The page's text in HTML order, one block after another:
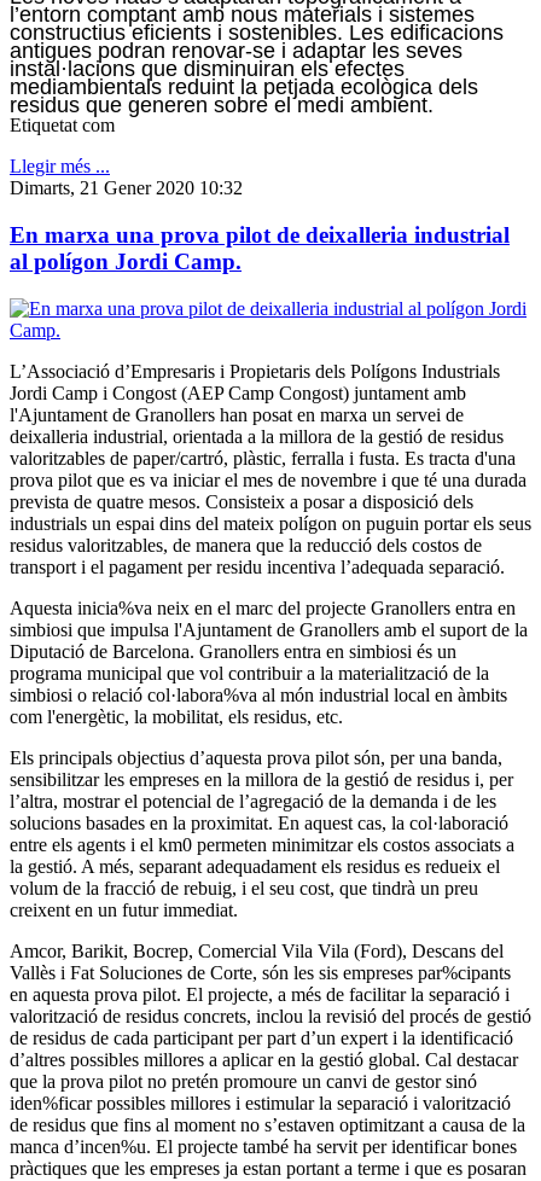
l’entorn comptant amb nous materials i sistemes
constructius eficients i sostenibles. Les edificacions
antigues podran renovar-se i adaptar les seves
instal·lacions que disminuiran els efectes
mediambientals reduint la petjada ecològica dels
residus que generen sobre el medi ambient.
Etiquetat com
Llegir més ...
Dimarts, 21 Gener 2020 10:32
En marxa una prova pilot de deixalleria industrial
al polígon Jordi Camp.
L’Associació d’Empresaris i Propietaris dels Polígons Industrials
Jordi Camp i Congost (AEP Camp Congost) juntament amb
l'Ajuntament de Granollers han posat en marxa un servei de
deixalleria industrial, orientada a la millora de la gestió de residus
valoritzables de paper/cartró, plàstic, ferralla i fusta. Es tracta d'una
prova pilot que es va iniciar el mes de novembre i que té una durada
prevista de quatre mesos. Consisteix a posar a disposició dels
industrials un espai dins del mateix polígon on puguin portar els seus
residus valoritzables, de manera que la reducció dels costos de
transport i el pagament per residu incentiva l’adequada separació.
Aquesta inicia%va neix en el marc del projecte Granollers entra en
simbiosi que impulsa l'Ajuntament de Granollers amb el suport de la
Diputació de Barcelona. Granollers entra en simbiosi és un
programa municipal que vol contribuir a la materialització de la
simbiosi o relació col·labora%va al món industrial local en àmbits
com l'energètic, la mobilitat, els residus, etc.
Els principals objectius d’aquesta prova pilot són, per una banda,
sensibilitzar les empreses en la millora de la gestió de residus i, per
l’altra, mostrar el potencial de l’agregació de la demanda i de les
solucions basades en la proximitat. En aquest cas, la col·laboració
entre els agents i el km0 permeten minimitzar els costos associats a
la gestió. A més, separant adequadament els residus es redueix el
volum de la fracció de rebuig, i el seu cost, que tindrà un preu
creixent en un futur immediat.
Amcor, Barikit, Bocrep, Comercial Vila Vila (Ford), Descans del
Vallès i Fat Soluciones de Corte, són les sis empreses par%cipants
en aquesta prova pilot. El projecte, a més de facilitar la separació i
valorització de residus concrets, inclou la revisió del procés de gestió
de residus de cada participant per part d’un expert i la identificació
d’altres possibles millores a aplicar en la gestió global. Cal destacar
que la prova pilot no pretén promoure un canvi de gestor sinó
iden%ficar possibles millores i estimular la separació i valorització
de residus que fins al moment no s’estaven optimitzant a causa de la
manca d’incen%u. El projecte també ha servit per identificar bones
pràctiques que les empreses ja estan portant a terme i que es posaran